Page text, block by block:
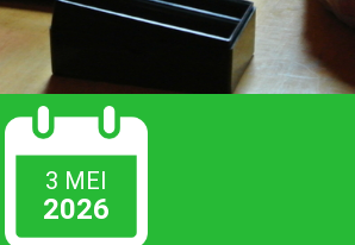
3 MEI
2026